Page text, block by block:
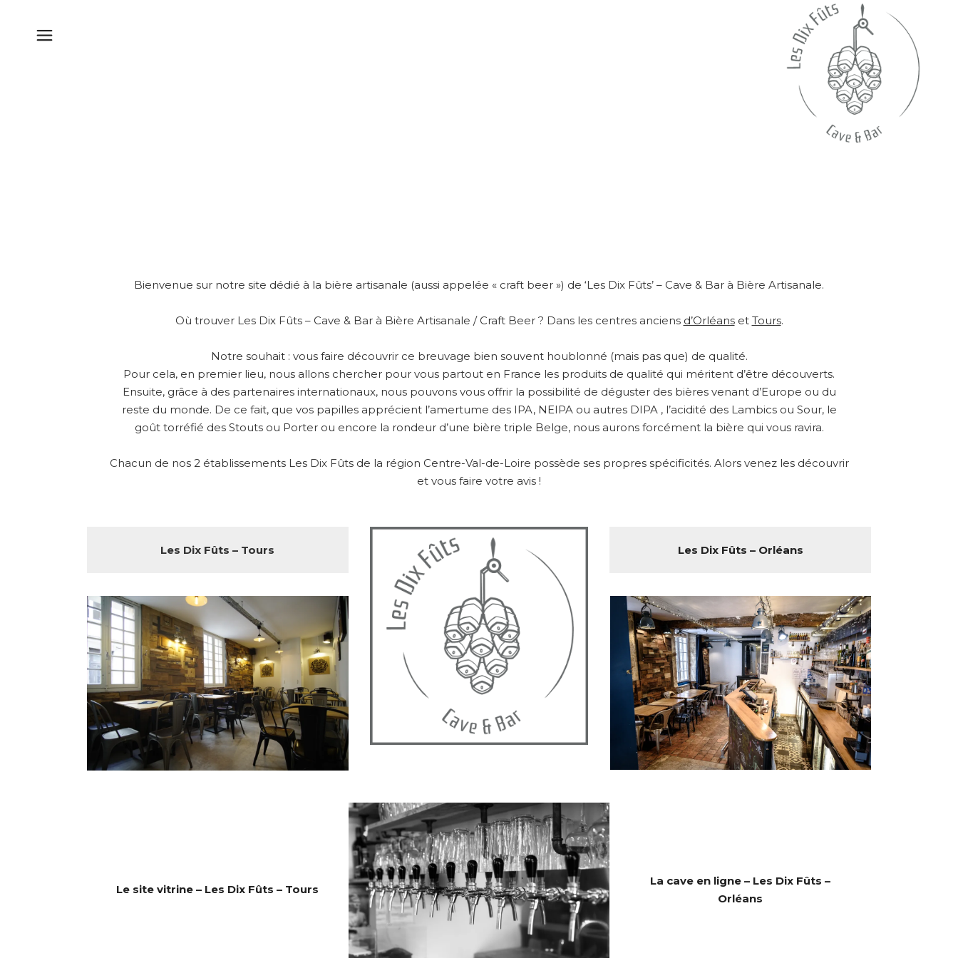
Bienvenue sur notre site dédié à la bière artisanale (aussi appelée « craft beer ») de ‘Les Dix Fûts’ – Cave & Bar à Bière Artisanale.
Où trouver Les Dix Fûts – Cave & Bar à Bière Artisanale / Craft Beer ? Dans les centres anciens d’Orléanset Tours.
Notre souhait : vous faire découvrir ce breuvage bien souvent houblonné (mais pas que) de qualité.
Pour cela, en premier lieu, nous allons chercher pour vous partout en France les produits de qualité qui méritent d’être découverts.
Ensuite, grâce à des partenaires internationaux, nous pouvons vous offrir la possibilité de déguster des bières venant d’Europe ou du
reste du monde. De ce fait, que vos papilles apprécient l’amertume des IPA, NEIPA ou autres DIPA , l’acidité des Lambics ou Sour, le
goût torréfié des Stouts ou Porter ou encore la rondeur d’une bière triple Belge, nous aurons forcément la bière qui vous ravira.
Chacun de nos 2 établissements Les Dix Fûts de la région Centre-Val-de-Loire possède ses propres spécificités. Alors venez les découvrir
et vous faire votre avis !
Les Dix Fûts – Tours Les Dix Fûts – Orléans
Le site vitrine – Les Dix Fûts – Tours
La cave en ligne – Les Dix Fûts –
Orléans